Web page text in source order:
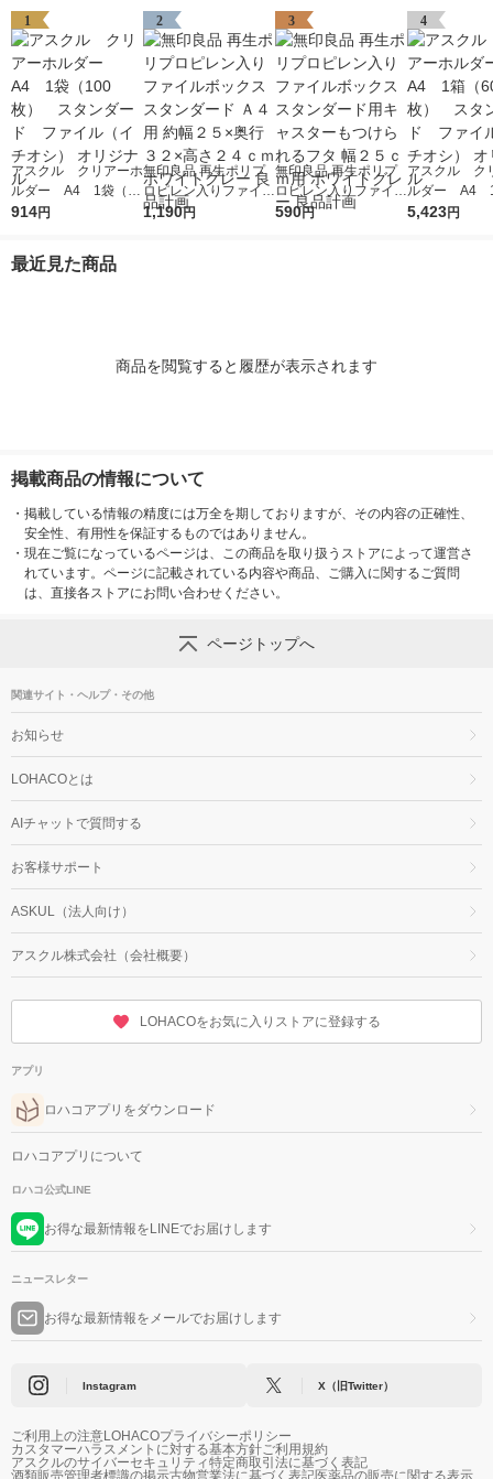
1
アスクル クリアーホ
ルダー A4 1袋（10
0枚） スタンダー
914円
2
無印良品 再生ポリプ
ロピレン入りファイル
ボックススタンダード
1,190円
3
無印良品 再生ポリプ
ロピレン入りファイル
ボックススタンダード
590円
4
アスクル ク
ルダー A4
0枚） スタ
5,423円
最近見た商品
商品を閲覧すると履歴が表示されます
掲載商品の情報について
・ 掲載している情報の精度には万全を期しておりますが、その内容の正確性、
安全性、有用性を保証するものではありません。
・ 現在ご覧になっているページは、この商品を取り扱うストアによって運営さ
れています。ページに記載されている内容や商品、ご購入に関するご質問
は、直接各ストアにお問い合わせください。
ページトップへ
関連サイト・ヘルプ・その他
お知らせ
LOHACOとは
AIチャットで質問する
お客様サポート
ASKUL（法人向け）
アスクル株式会社（会社概要）
LOHACOをお気に入りストアに登録する
アプリ
ロハコアプリをダウンロード
ロハコアプリについて
ロハコ公式LINE
お得な最新情報をLINEでお届けします
ニュースレター
お得な最新情報をメールでお届けします
Instagram X（旧Twitter）
ご利用上の注意LOHACOプライバシーポリシー
カスタマーハラスメントに対する基本方針ご利用規約
アスクルのサイバーセキュリティ特定商取引法に基づく表記